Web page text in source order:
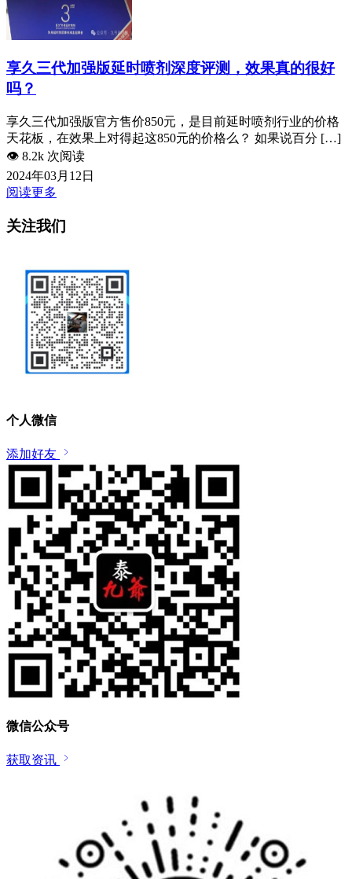
享久三代加强版延时喷剂深度评测，效果真的很好
吗？
享久三代加强版官方售价850元，是目前延时喷剂行业的价格
天花板，在效果上对得起这850元的价格么？ 如果说百分 […]
👁️ 8.2k 次阅读
2024年03月12日
阅读更多
关注我们
个人微信
添加好友
微信公众号
获取资讯